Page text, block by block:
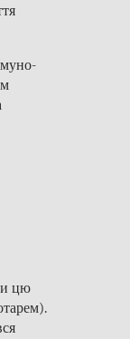
цю